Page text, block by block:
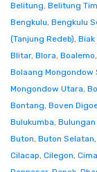
Belitung, Belitung
Bengkulu, Bengkulu
(Tanjung Redeb), Biak
Blitar, Blora, Boalemo,
Bolaang Mongondow
Mongondow Utara,
Bontang, Boven
Bulukumba, Bulungan
Buton, Buton Selatan,
Cilacap, Cilegon,